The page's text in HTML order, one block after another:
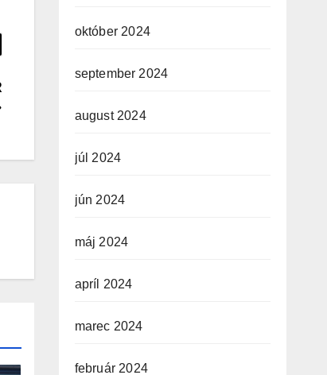
október 2024
september 2024
august 2024
júl 2024
jún 2024
máj 2024
apríl 2024
marec 2024
február 2024